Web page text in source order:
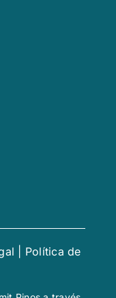
Política de